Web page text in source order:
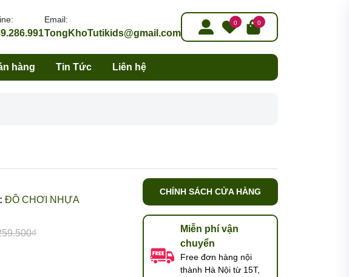
Email:
TongKhoTutikids@gmail.com
0 0
hàng Tin Tức Liên hệ
ĐỒ CHƠI NHỰA
CHÍNH SÁCH CỬA HÀNG
Miễn phí vận
chuyển
Free đơn hàng nội
thành Hà Nội từ 15T,